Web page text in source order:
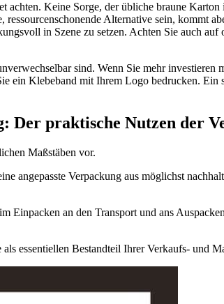
achten. Keine Sorge, der übliche braune
Alternative sein, kommt
in Szene zu setzen. Achten Sie auch
sind. Wenn Sie mehr
ein Klebeband mit Ihrem Logo bedrucken.
Der praktische Nutzen der
Maßstäben vor.
angepasste Verpackung aus möglichst
Einpacken an den Transport und ans
essentiellen Bestandteil Ihrer Verkaufs- und